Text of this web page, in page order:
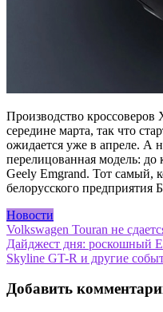
Производство
середине марта, так что
ожидается уже в апреле. А
перелицованная модель: до
Geely Emgrand. Тот самый,
белорусского предприятия
Новости
Навигация
по
Volkswagen Touran не
Дайджест дня: роскошный
Skyline GT-R и другие
Добавить